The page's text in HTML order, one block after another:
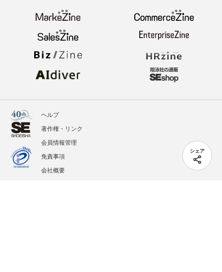
シェア
ヘルプ
著作権・リンク
会員情報管理
免責事項
会社概要